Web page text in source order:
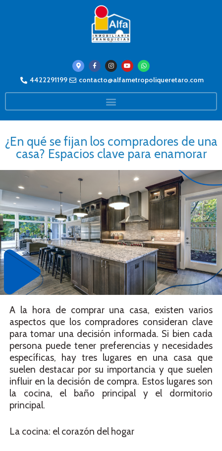
4422291199 contacto@alfametropoliqueretaro.com
¿En qué se fijan los compradores de una
casa? Espacios clave para enamorar
A la hora de comprar una casa, existen varios
aspectos que los compradores consideran clave
para tomar una decisión informada. Si bien cada
persona puede tener preferencias y necesidades
específicas, hay tres lugares en una casa que
suelen destacar por su importancia y que suelen
influir en la decisión de compra. Estos lugares son
la cocina, el baño principal y el dormitorio
principal.
La cocina: el corazón del hogar